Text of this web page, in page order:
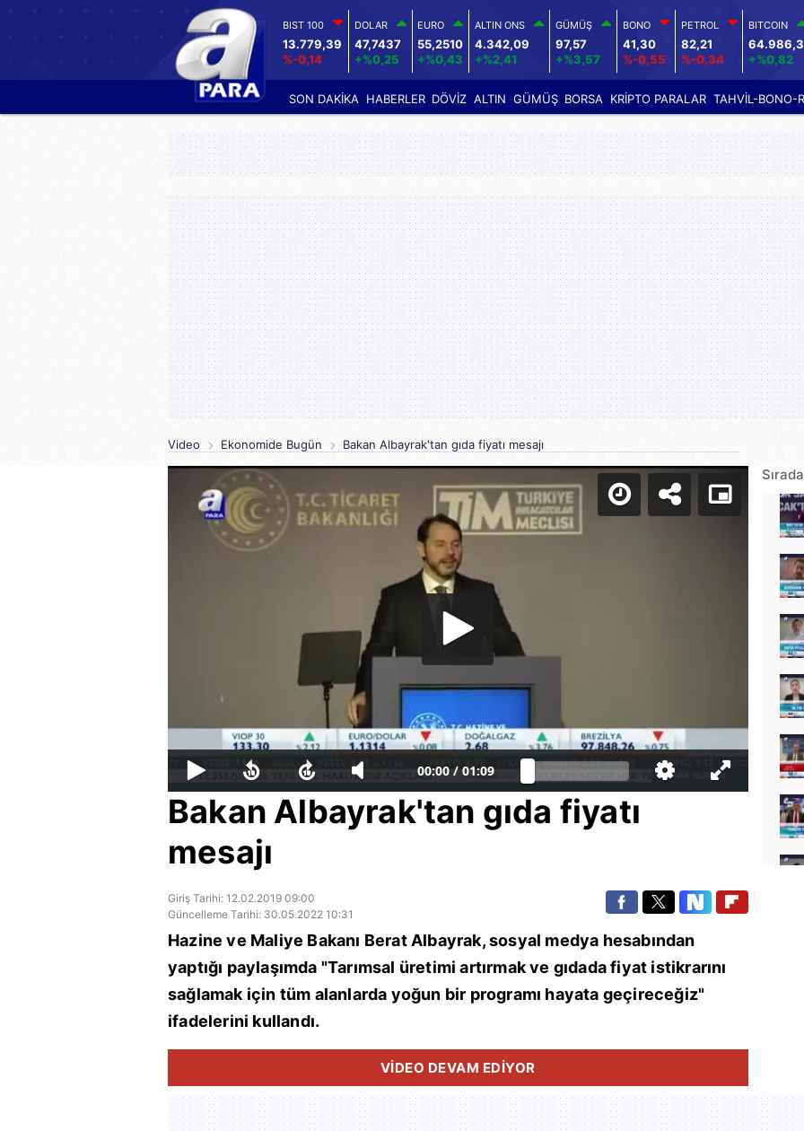
BIST 100
13.779,39
%-0,14
DOLAR
47,7437
+%0,25
EURO
55,2510
+%0,43
ALTIN ONS
4.342,09
+%2,41
GÜMÜŞ
97,57
+%3,57
BONO
41,30
%-0,55
PETROL
82,21
%-0,34
BITCOIN
+%0,82
SON DAKİKA HABERLER DÖVİZ ALTIN GÜMÜŞ BORSA KRİPTO PARALAR TAHVİL-BONO-
Video Ekonomide Bugün Bakan Albayrak'tan gıda fiyatı mesajı
00:00 / 01:09
Bakan Albayrak'tan gıda fiyatı
mesajı
Giriş Tarihi: 12.02.2019 09:00
Güncelleme Tarihi: 30.05.2022 10:31
Hazine ve Maliye Bakanı Berat Albayrak, sosyal medya hesabından
yaptığı paylaşımda "Tarımsal üretimi artırmak ve gıdada fiyat istikrarını
sağlamak için tüm alanlarda yoğun bir programı hayata geçireceğiz"
ifadelerini kullandı.
VİDEO DEVAM EDİYOR